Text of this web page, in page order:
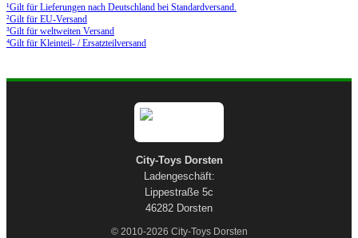
¹Gilt für Lieferungen nach Deutschland bei Standardversand.
²Gilt für EU-Versand
³Gilt für weltweiten Versand
⁴Gilt für Kleinteil- / Ersatzteilversand
City-Toys Dorsten
Ladengeschäft:
Lippestraße 5c
46282 Dorsten
© 2010-2026 City-Toys Dorsten